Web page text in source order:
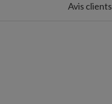
Avis clients